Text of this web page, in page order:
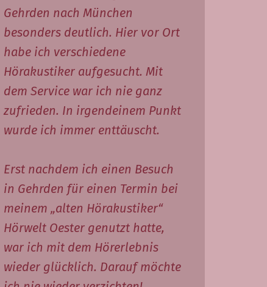
Gehrden nach München
besonders deutlich. Hier vor Ort
habe ich verschiedene
Hörakustiker aufgesucht. Mit
dem Service war ich nie ganz
zufrieden. In irgendeinem Punkt
wurde ich immer enttäuscht.
Erst nachdem ich einen Besuch
in Gehrden für einen Termin bei
meinem „alten Hörakustiker“
Hörwelt Oester genutzt hatte,
war ich mit dem Hörerlebnis
wieder glücklich. Darauf möchte